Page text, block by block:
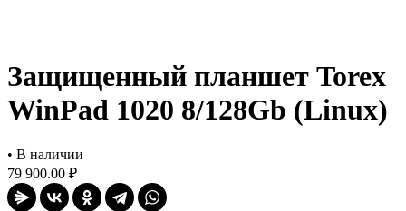
Защищенный планшет Torex
WinPad 1020 8/128Gb (Linux)
• В наличии
79 900.00 ₽